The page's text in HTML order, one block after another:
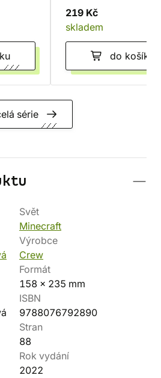
219 Kč
skladem
do košíku
série
Svět
Minecraft
Výrobce
Crew
Formát
158 x 235 mm
ISBN
9788076792890
Stran
88
Rok vydání
2022